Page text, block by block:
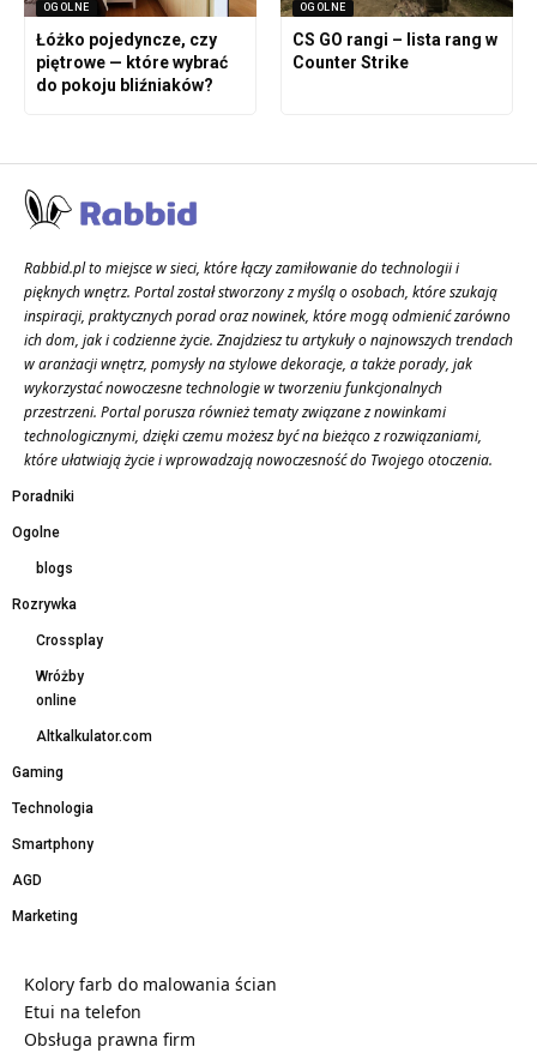
OGOLNE
Łóżko pojedyncze, czy
piętrowe — które wybrać
do pokoju bliźniaków?
OGOLNE
CS GO rangi – lista rang w
Counter Strike
Rabbid.pl to miejsce w sieci, które łączy zamiłowanie do technologii i
pięknych wnętrz. Portal został stworzony z myślą o osobach, które szukają
inspiracji, praktycznych porad oraz nowinek, które mogą odmienić zarówno
ich dom, jak i codzienne życie. Znajdziesz tu artykuły o najnowszych trendach
w aranżacji wnętrz, pomysły na stylowe dekoracje, a także porady, jak
wykorzystać nowoczesne technologie w tworzeniu funkcjonalnych
przestrzeni. Portal porusza również tematy związane z nowinkami
technologicznymi, dzięki czemu możesz być na bieżąco z rozwiązaniami,
które ułatwiają życie i wprowadzają nowoczesność do Twojego otoczenia.
Poradniki
Ogolne
blogs
Rozrywka
Crossplay
Wróżby
online
Altkalkulator.com
Gaming
Technologia
Smartphony
AGD
Marketing
Kolory farb do malowania ścian
Etui na telefon
Obsługa prawna firm